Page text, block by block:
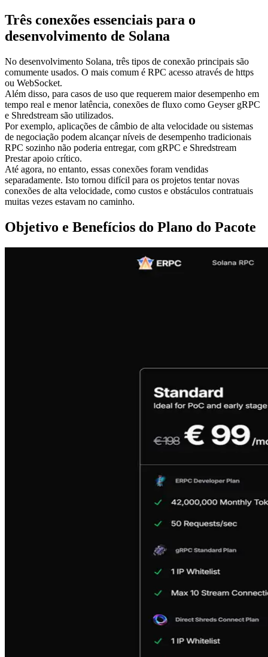
Três conexões essenciais para o
desenvolvimento de Solana
No desenvolvimento Solana, três tipos de conexão principais são
comumente usados. O mais comum é RPC acesso através de https
ou WebSocket.
Além disso, para casos de uso que requerem maior desempenho em
tempo real e menor latência, conexões de fluxo como Geyser gRPC
e Shredstream são utilizados.
Por exemplo, aplicações de câmbio de alta velocidade ou sistemas
de negociação podem alcançar níveis de desempenho tradicionais
RPC sozinho não poderia entregar, com gRPC e Shredstream
Prestar apoio crítico.
Até agora, no entanto, essas conexões foram vendidas
separadamente. Isto tornou difícil para os projetos tentar novas
conexões de alta velocidade, como custos e obstáculos contratuais
muitas vezes estavam no caminho.
Objetivo e Benefícios do Plano do Pacote